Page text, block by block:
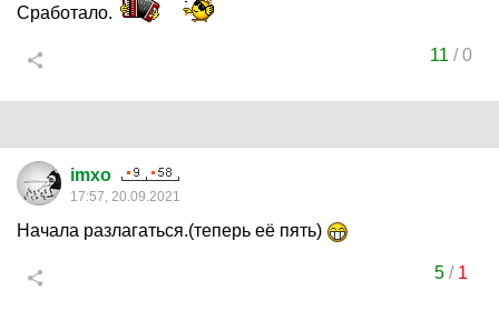
Сработало.
11 /0
imxo
17:57, 20.09.2021
Начала разлагаться.(теперь её пять)
5/ 1